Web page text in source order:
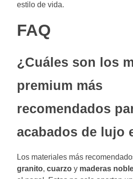
estilo de vida.
FAQ
¿Cuáles son los
premium más
recomendados
acabados de lujo
Los materiales más
granito, cuarzo y maderas